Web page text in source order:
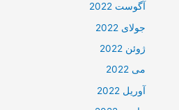
آگوست 2022
جولای 2022
ژوئن 2022
می 2022
آوریل 2022